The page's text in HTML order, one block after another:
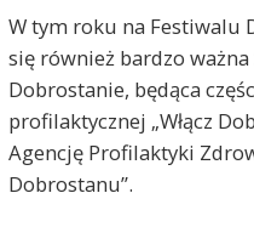
W tym roku na Festiwalu
się również bardzo
Dobrostanie, będąca
profilaktycznej „Włącz
Agencję Profilaktyki
Dobrostanu”.